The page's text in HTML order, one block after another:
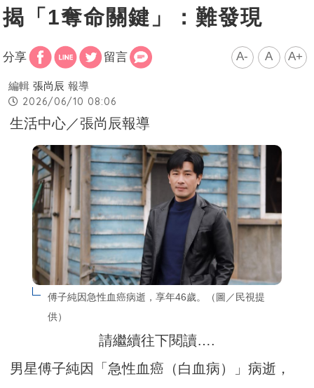
揭「1奪命關鍵」：難發現
分享 留言 A- A A+
編輯 張尚辰 報導
2026/06/10 08:06
生活中心／張尚辰報導
傅子純因急性血癌病逝，享年46歲。（圖／民視提
供）
請繼續往下閱讀….
男星傅子純因「急性血癌（白血病）」病逝，